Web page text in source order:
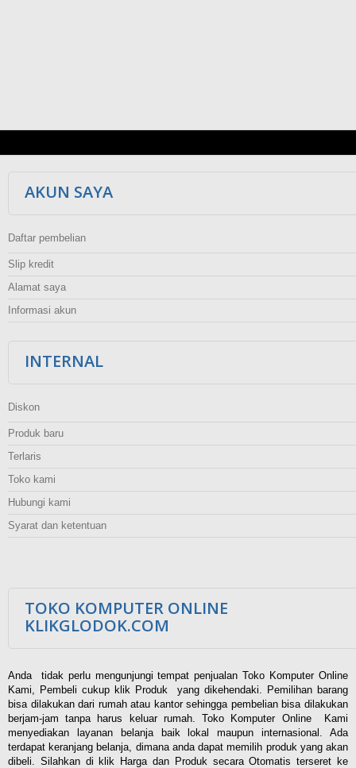
AKUN SAYA
Daftar pembelian
Slip kredit
Alamat saya
Informasi akun
INTERNAL
Diskon
Produk baru
Terlaris
Toko kami
Hubungi kami
Syarat dan ketentuan
TOKO KOMPUTER ONLINE
KLIKGLODOK.COM
Anda tidak perlu mengunjungi tempat penjualan Toko Komputer Online
Kami, Pembeli cukup klik Produk yang dikehendaki. Pemilihan barang
bisa dilakukan dari rumah atau kantor sehingga pembelian bisa dilakukan
berjam-jam tanpa harus keluar rumah. Toko Komputer Online Kami
menyediakan layanan belanja baik lokal maupun internasional. Ada
terdapat keranjang belanja, dimana anda dapat memilih produk yang akan
dibeli. Silahkan di klik Harga dan Produk secara Otomatis terseret ke